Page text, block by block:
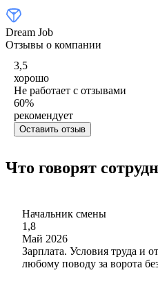
Dream Job
Отзывы о компании
3,5
хорошо
Не работает с отзывами
60%
рекомендует
Оставить отзыв
Что говорят
Начальник смены
1,8
Май 2026
Зарплата. Условия труда и
любому поводу за ворота